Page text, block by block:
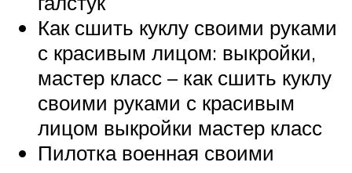
Как сшить куклу своими руками
с красивым лицом: выкройки,
мастер класс – как сшить куклу
своими руками с красивым
лицом выкройки мастер класс
Пилотка военная своими